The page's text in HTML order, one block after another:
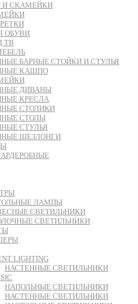
И СКАМЕЙКИ
ОБУВИ
ТВ
БАРНЫЕ СТОЙКИ И СТУЛЬЯ
КАШПО
ДИВАНЫ
КРЕСЛА
СТОЛИКИ
СТОЛЫ
СТУЛЬЯ
ШЕЗЛОНГИ
ЛАМПЫ
СВЕТИЛЬНИКИ
СВЕТИЛЬНИКИ
LIGHTING
НАСТЕННЫЕ СВЕТИЛЬНИКИ
НАПОЛЬНЫЕ СВЕТИЛЬНИКИ
НАСТЕННЫЕ СВЕТИЛЬНИКИ